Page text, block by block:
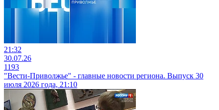
21:32
30.07.26
1193
"Вести-Приволжье" - главные новости региона. Выпуск 30
июля 2026 года, 21:10